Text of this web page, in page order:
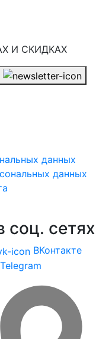
И СКИДКАХ
данных
данных
соц. сетях
ВКонтакте
Telegram